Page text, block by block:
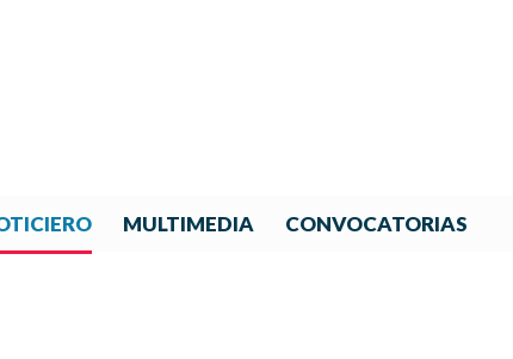
MULTIMEDIA CONVOCATORIAS